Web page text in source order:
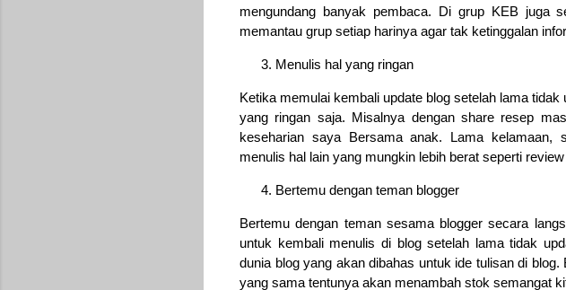
mengundang banyak pembaca. Di grup KEB juga
memantau grup setiap harinya agar tak ketinggalan
Menulis hal yang ringan
Ketika memulai kembali update blog setelah lama
yang ringan saja. Misalnya dengan share resep
keseharian saya Bersama anak. Lama kelamaan,
menulis hal lain yang mungkin lebih berat seperti
Bertemu dengan teman blogger
Bertemu dengan teman sesama blogger secara
untuk kembali menulis di blog setelah lama tidak
dunia blog yang akan dibahas untuk ide tulisan di
yang sama tentunya akan menambah stok semangat